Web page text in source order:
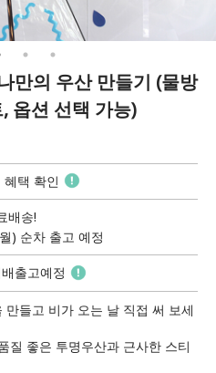
만의 우산 만들기 (물방
옵션 선택 가능)
택 확인
배송!
) 순차 출고 예정
출고예정
들고 비가 오는 날 직접 써 보세
질 좋은 투명우산과 근사한 스티